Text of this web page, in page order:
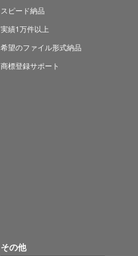
スピード納品
実績1万件以上
希望のファイル形式納品
商標登録サポート
その他